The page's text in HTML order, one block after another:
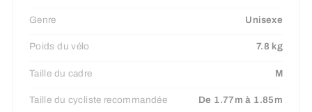
Genre Unisexe
Poids du vélo 7.8 kg
Taille du cadre M
Taille du cycliste recommandée De 1.77m à 1.85m